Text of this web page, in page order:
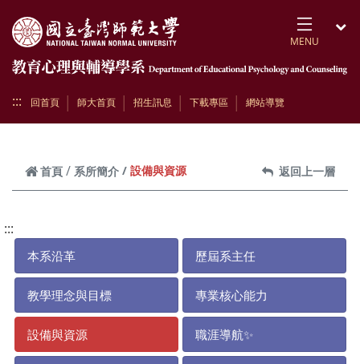
MENU
::: 回首頁 師大首頁 招生訊息 下載專區 網站導覽
首頁 系所簡介 設備與資源 返回上一層
:::
本系沿革 歷屆系主任
教學理念與目標 專業核心能力
設備與資源 職涯導航✨